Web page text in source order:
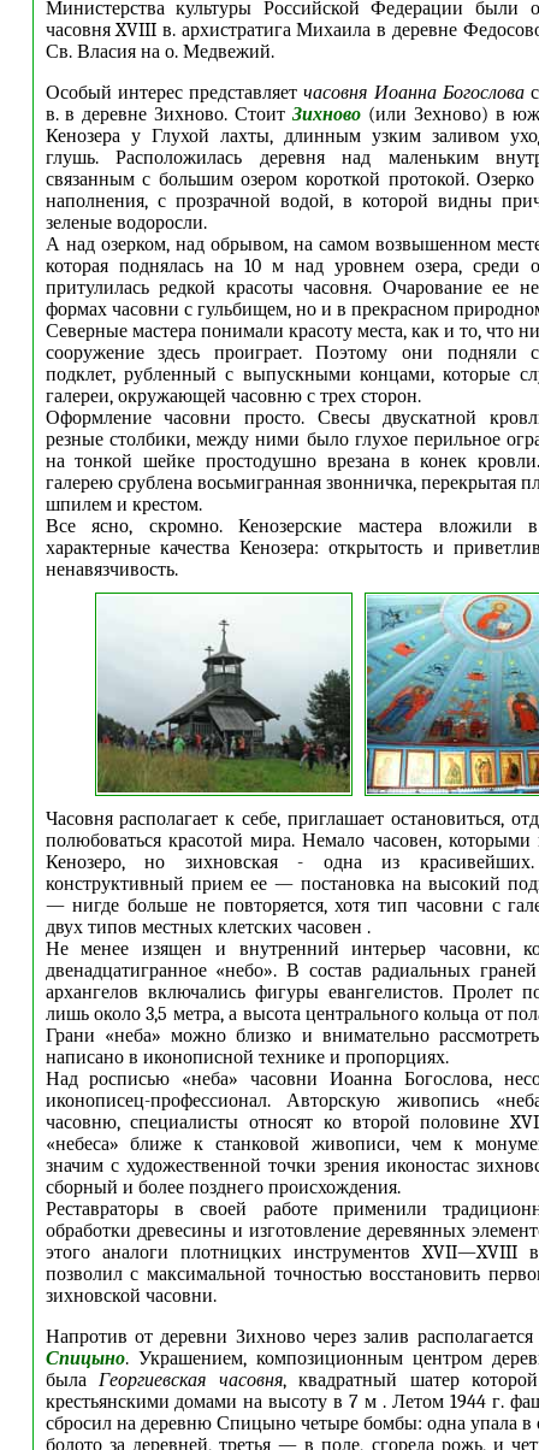
Министерства культуры Российской Федерации были
часовня XVIII в. архистратига Михаила в деревне
Св. Власия на о. Медвежий.
Особый интерес представляетчасовня Иоанна Богословас
в. в деревне Зихново. Стоит Зихново (или Зехново) в
Кенозера у Глухой лахты, длинным узким заливом
глушь. Расположилась деревня над маленьким
связанным с большим озером короткой протокой.
наполнения, с прозрачной водой, в которой видны
зеленые водоросли.
А над озерком, над обрывом, на самом возвышенном
которая поднялась на 10 м над уровнем озера, среди
притулилась редкой красоты часовня. Очарование ее
формах часовни с гульбищем, но и в прекрасном
Северные мастера понимали красоту места, как и то, что
сооружение здесь проиграет. Поэтому они подняли
подклет, рубленный с выпускными концами, которые
галереи, окружающей часовню с трех сторон.
Оформление часовни просто. Свесы двускатной
резные столбики, между ними было глухое перильное
на тонкой шейке простодушно врезана в конек
галерею срублена восьмигранная звонничка, перекрытая
шпилем и крестом.
Все ясно, скромно. Кенозерские мастера вложили
характерные качества Кенозера: открытость и
ненавязчивость.
Часовня располагает к себе, приглашает остановиться,
полюбоваться красотой мира. Немало часовен, которыми
Кенозеро, но зихновская - одна из
конструктивный прием ее — постановка на высокий
— нигде больше не повторяется, хотя тип часовни с
двух типов местных клетских часовен .
Не менее изящен и внутренний интерьер часовни,
двенадцатигранное «небо». В состав радиальных
архангелов включались фигуры евангелистов. Пролет
лишь около 3,5 метра, а высота центрального кольца от
Грани «неба» можно близко и внимательно
написано в иконописной технике и пропорциях.
Над росписью «неба» часовни Иоанна Богослова,
иконописец-профессионал. Авторскую живопись
часовню, специалисты относят ко второй половине
«небеса» ближе к станковой живописи, чем к
значим с художественной точки зрения иконостас
сборный и более позднего происхождения.
Реставраторы в своей работе применили
обработки древесины и изготовление деревянных
этого аналоги плотницких инструментов XVII—XVIII
позволил с максимальной точностью восстановить
зихновской часовни.
Напротив от деревни Зихново через залив
Спицыно. Украшением, композиционным центром
былаГеоргиевская часовня, квадратный шатер
крестьянскими домами на высоту в 7 м . Летом 1944 г.
сбросил на деревню Спицыно четыре бомбы: одна упала в
болото за деревней, третья — в поле, сгорела рожь, и